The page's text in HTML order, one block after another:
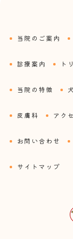
当院のご案内
診療案内 ト
当院の特徴 犬
皮膚科 アク
お問い合わせ
サイトマップ